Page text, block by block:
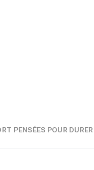
PENSÉES POUR